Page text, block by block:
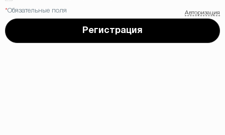
*Обязательные поля Авторизация